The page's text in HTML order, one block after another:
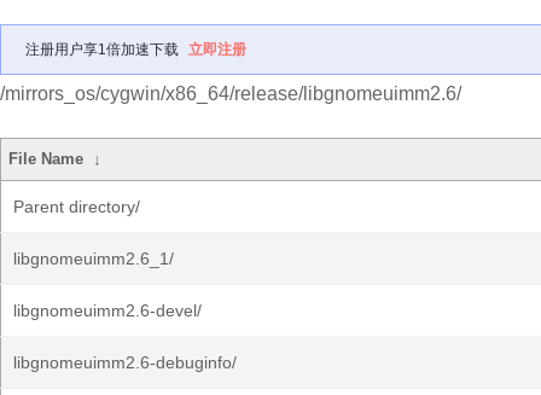
注册用户享1倍加速下载 立即注册
/mirrors_os/cygwin/x86_64/release/libgnomeuimm2.6/
File Name ↓
Parent directory/
libgnomeuimm2.6_1/
libgnomeuimm2.6-devel/
libgnomeuimm2.6-debuginfo/